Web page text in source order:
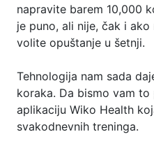
napravite barem 10,000
je puno, ali nije, čak i
volite opuštanje u šetnji.
Tehnologija nam sada
koraka. Da bismo vam
aplikaciju Wiko Health
svakodnevnih treninga.